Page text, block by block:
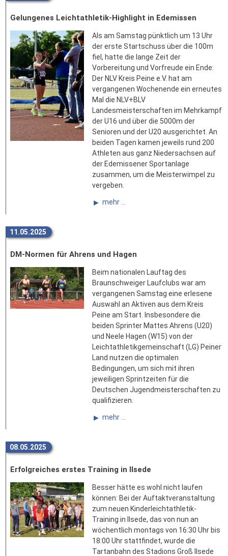
Gelungenes Leichtathletik-Highlight in Edemissen
Als am Samstag pünktlich um 13 Uhr
der erste Startschuss über die 100m
fiel, hatte die lange Zeit der
Vorbereitung und Vorfreude ein Ende:
Der NLV Kreis Peine e.V. hat am
vergangenen Wochenende ein erneutes
Mal die NLV+BLV
Landesmeisterschaften im Mehrkampf
der U16 und über die 5000m der
Senioren und der U20 ausgerichtet. An
beiden Tagen kamen jeweils rund 200
Athleten aus ganz Niedersachsen auf
der Edemissener Sportanlage
zusammen, um die Meisterwimpel zu
vergeben.
mehr ...
11.05.2025
DM-Normen für Ahrens und Hagen
Beim nationalen Lauftag des
Braunschweiger Laufclubs war am
vergangenen Samstag eine erlesene
Auswahl an Aktiven aus dem Kreis
Peine am Start. Insbesondere die
beiden Sprinter Mattes Ahrens (U20)
und Neele Hagen (W15) von der
Leichtathletikgemeinschaft (LG) Peiner
Land nutzen die optimalen
Bedingungen, um sich mit ihren
jeweiligen Sprintzeiten für die
Deutschen Jugendmeisterschaften zu
qualifizieren.
mehr ...
08.05.2025
Erfolgreiches erstes Training in Ilsede
Besser hätte es wohl nicht laufen
können: Bei der Auftaktveranstaltung
zum neuen Kinderleichtathletik-
Training in Ilsede, das von nun an
wöchentlich montags von 16:30 Uhr bis
18:00 Uhr stattfindet, wurde die
Tartanbahn des Stadions Groß Ilsede